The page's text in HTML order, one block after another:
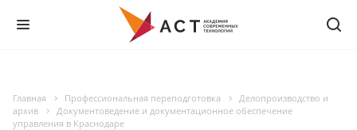
Главная Профессиональная переподготовка
Делопроизводство и
архив
Документоведение и документационное обеспечение
управления в Краснодаре